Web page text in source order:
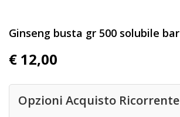
Ginseng busta gr 500 solubile bar
€ 12,00
Opzioni Acquisto Ricorrente